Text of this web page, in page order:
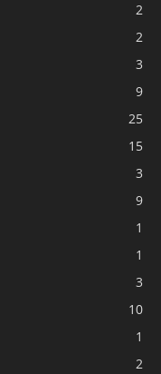
2
2
3
9
25
15
3
9
1
1
3
10
1
2